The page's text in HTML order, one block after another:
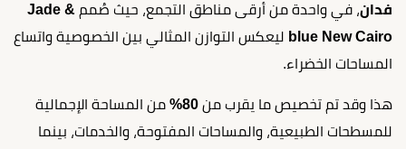
فدان، في واحدة من أرقى مناطق التجمع، حيث صُمم Jade &
blue New Cairo ليعكس التوازن المثالي بين الخصوصية واتساع
المساحات الخضراء.
هذا وقد تم تخصيص ما يقرب من 80%
من المساحة الإجمالية
للمسطحات الطبيعية، والمساحات المفتوحة، والخدمات، بينما